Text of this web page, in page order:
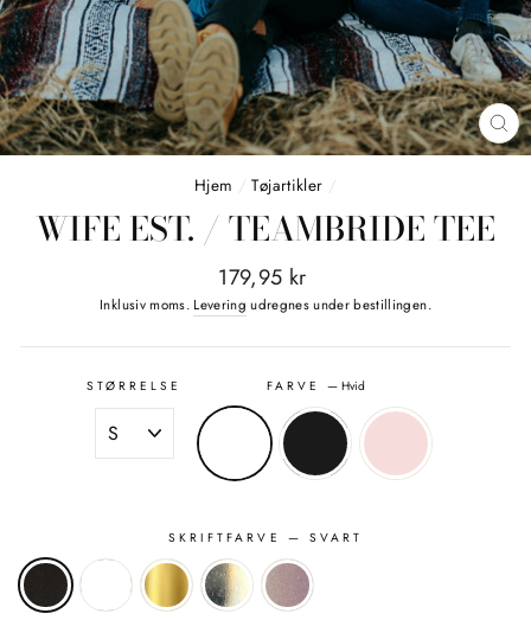
Hjem / Tøjartikler /
WIFE EST. / TEAMBRIDE TEE
Normalpris
Tilbudspris
179,95 kr
Inklusiv moms. Levering udregnes under bestillingen.
STØRRELSE FARVE—Hvid
SKRIFTFARVE — SVART